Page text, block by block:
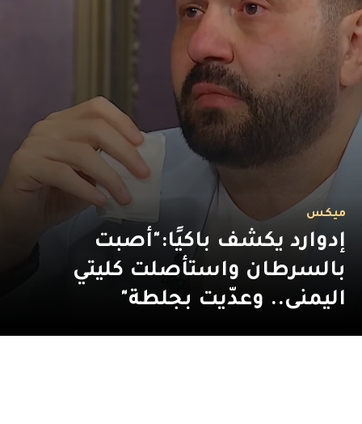
ميكس
إدوارد يكشف باكيًا:"أصبت
بالسرطان واستأصلت كليتي
اليمنى.. وعدّيت بجلطة"